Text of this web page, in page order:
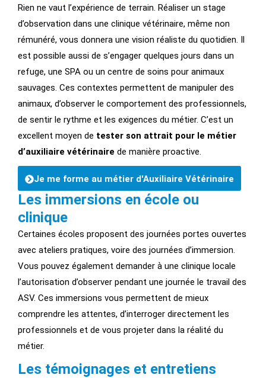
Rien ne vaut l’expérience de terrain. Réaliser un stage
d’observation dans une clinique vétérinaire, même non
rémunéré, vous donnera une vision réaliste du quotidien. Il
est possible aussi de s’engager quelques jours dans un
refuge, une SPA ou un centre de soins pour animaux
sauvages. Ces contextes permettent de manipuler des
animaux, d’observer le comportement des professionnels,
de sentir le rythme et les exigences du métier. C’est un
excellent moyen de tester son attrait pour le métier
d’auxiliaire vétérinaire de manière proactive.
Je me forme au métier d'Auxiliaire Vétérinaire
Les immersions en école ou
clinique
Certaines écoles proposent des journées portes ouvertes
avec ateliers pratiques, voire des journées d’immersion.
Vous pouvez également demander à une clinique locale
l’autorisation d’observer pendant une journée le travail des
ASV. Ces immersions vous permettent de mieux
comprendre les attentes, d’interroger directement les
professionnels et de vous projeter dans la réalité du
métier.
Les témoignages et entretiens